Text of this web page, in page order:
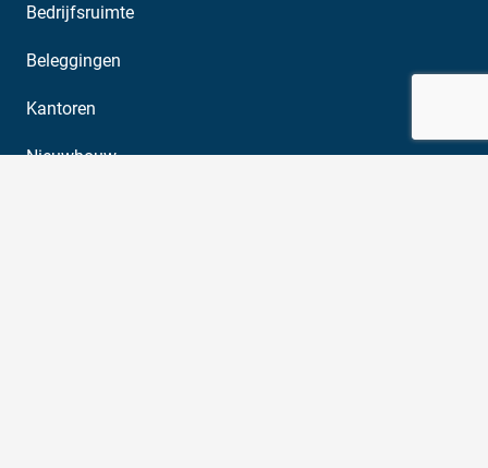
Bedrijfsruimte
Beleggingen
Kantoren
Nieuwbouw